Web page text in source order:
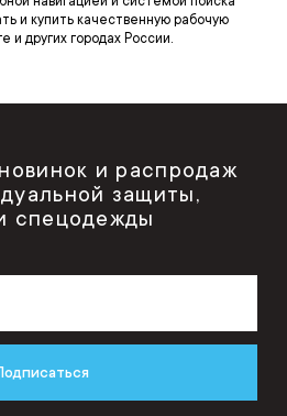
и купить качественную рабочую
и других городах России.
и распродаж
защиты,
спецодежды